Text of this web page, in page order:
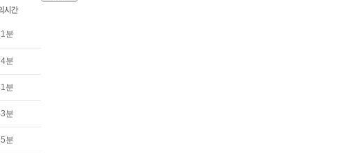
분
분
분
분
분